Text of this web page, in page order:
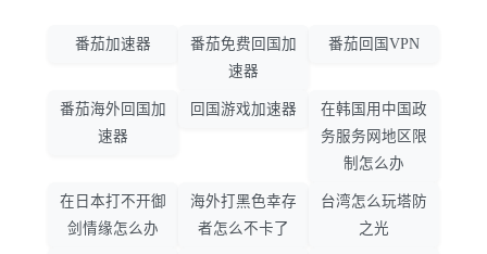
番茄加速器
番茄免费回国加
速器
番茄回国VPN
番茄海外回国加
速器
回国游戏加速器
在韩国用中国政
务服务网地区限
制怎么办
在日本打不开御
剑情缘怎么办
海外打黑色幸存
者怎么不卡了
台湾怎么玩塔防
之光